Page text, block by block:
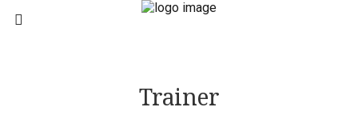
Trainer